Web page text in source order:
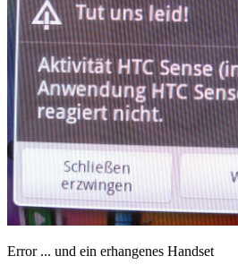
Error ... und ein erhangenes Handset